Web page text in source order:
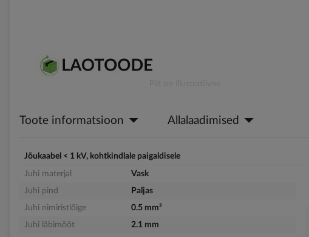
beginning
images
gallery
Toote informatsioon Allalaadimised
Jõukaabel < 1 kV, kohtkindlale paigaldisele
Juhi materjal
Vask
Juhi pind
Paljas
Juhi nimiristlõige
0.5 mm²
Juhi läbimõõt
2.1 mm